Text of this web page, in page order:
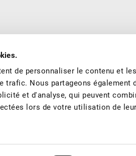
de personnaliser le contenu et
trafic. Nous partageons
et d'analyse, qui peuvent
lors de votre utilisation de